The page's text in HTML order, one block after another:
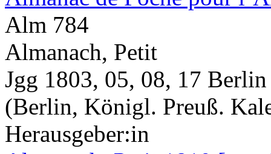
Alm 784
Almanach, Petit
Jgg 1803, 05, 08, 17
(Berlin, Königl. Preuß.
Herausgeber:in